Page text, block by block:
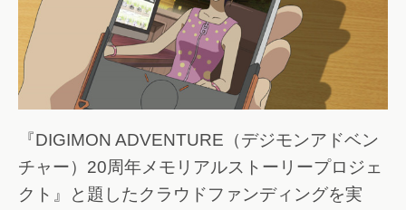
『DIGIMON ADVENTURE（デジモンアドベン
チャー）20周年メモリアルストーリープロジェ
クト』と題したクラウドファンディングを実